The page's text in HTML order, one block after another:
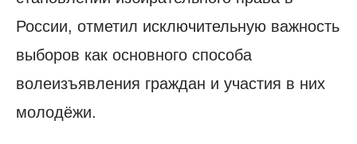
России, отметил исключительную важность
выборов как основного способа
волеизъявления граждан и участия в них
молодёжи.